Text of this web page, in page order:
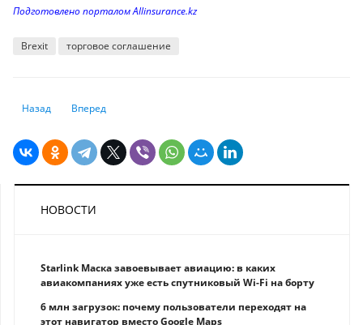
Подготовлено порталом Allinsurance.kz
Brexit торговое соглашение
Предыдущий: Как новые санкции против России ударят по тенге
Назад Следующий: Экономикой Казахстана управляют
Вперед
НОВОСТИ
Starlink Маска завоевывает авиацию: в каких
авиакомпаниях уже есть спутниковый Wi-Fi на борту
6 млн загрузок: почему пользователи переходят на
этот навигатор вместо Google Maps